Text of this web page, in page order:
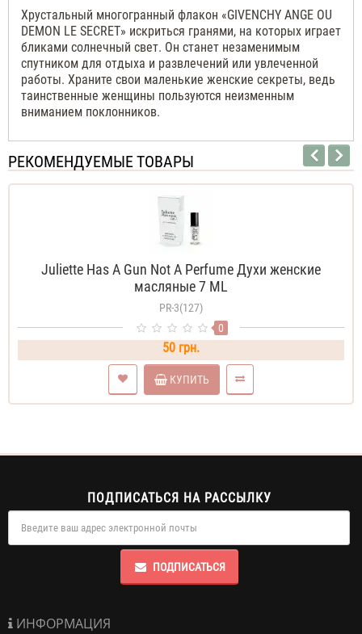
Хрустальный многогранный флакон «GIVENCHY ANGE OU
DEMON LE SECRET» искриться гранями, на которых играет
бликами солнечный свет. Он станет незаменимым
спутником для отдыха и развлечений или увлеченной
работы. Храните свои маленькие женские секреты, ведь
таинственные женщины пользуются неизменным
вниманием поклонников.
РЕКОМЕНДУЕМЫЕ ТОВАРЫ
Juliette Has A Gun Not A Perfume Духи женские
масляные 7 ML
PR-3(127)
0
50 грн.
КУПИТЬ
ПОДПИСАТЬСЯ НА РАССЫЛКУ
ПОДПИСАТЬСЯ
ИНФОРМАЦИЯ